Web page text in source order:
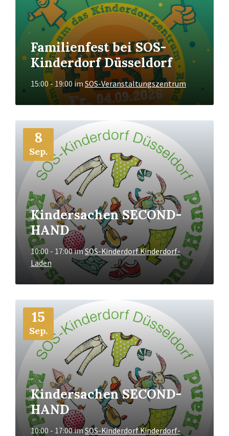
Familienfest bei SOS-
Kinderdorf Düsseldorf
15:00 - 19:00 im SOS-Veranstaltungszentrum
8
Sep.
Kindersachen SECOND-
HAND
10:00 - 17:00imSOS-Kinderdorf Kinderdorf-
Laden
Mehr
15
Sep.
Kindersachen SECOND-
HAND
10:00 - 17:00imSOS-Kinderdorf Kinderdorf-
Mehr